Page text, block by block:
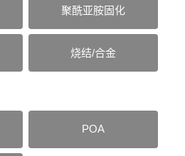
聚酰亚胺固化
烧结/合金
POA